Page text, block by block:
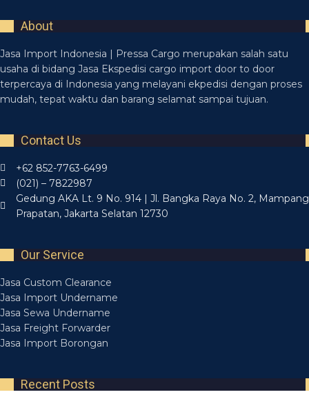
About
Jasa Import Indonesia | Pressa Cargo merupakan salah satu
usaha di bidang Jasa Ekspedisi cargo import door to door
terpercaya di Indonesia yang melayani ekpedisi dengan proses
mudah, tepat waktu dan barang selamat sampai tujuan.
Contact Us
+62 852-7763-6499
(021) – 7822987
Gedung AKA Lt. 9 No. 914 | Jl. Bangka Raya No. 2, Mampang
Prapatan, Jakarta Selatan 12730
Our Service
Jasa Custom Clearance
Jasa Import Undername
Jasa Sewa Undername
Jasa Freight Forwarder
Jasa Import Borongan
Recent Posts